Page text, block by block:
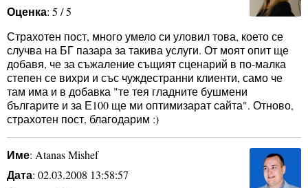
Оценка: 5 / 5
Страхотен пост, много умело си уловил това, което се
случва на БГ пазара за такива услуги. От моят опит ще
добавя, че за съжаление същият сценарий в по-малка
степен се вихри и със чуждестранни клиенти, само че
там има и в добавка "те тея гладните бушмени
българите и за Е100 ще ми оптимизарат сайта". Отново,
страхотен пост, благодарим :)
Име: Atanas Mishef
Дата: 02.03.2008 13:58:57